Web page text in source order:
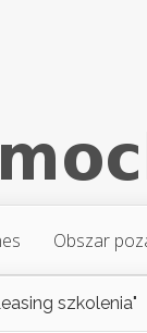
Obszar
szkolenia"